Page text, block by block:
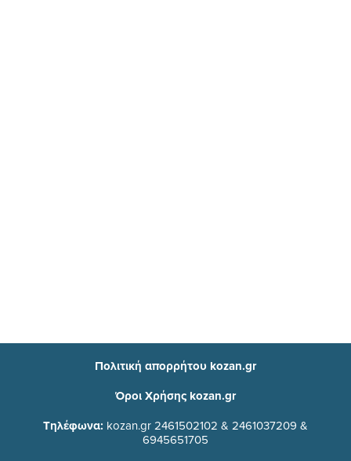
Πολιτική απορρήτου kozan.gr
Όροι Χρήσης kozan.gr
Τηλέφωνα: kozan.gr 2461502102 & 2461037209 &
6945651705